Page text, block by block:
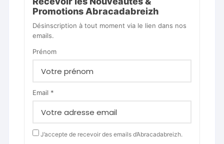
Promotions Abracadabreizh
Désinscription à tout moment via le lien dans nos
emails.
Prénom
Email *
J’accepte de recevoir des emails d’Abracadabreizh.